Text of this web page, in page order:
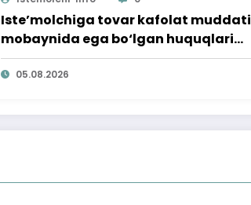
Iste’molchiga tovar kafolat muddati
mobaynida ega bo‘lgan huquqlari
ta’minlab berildi
05.08.2026